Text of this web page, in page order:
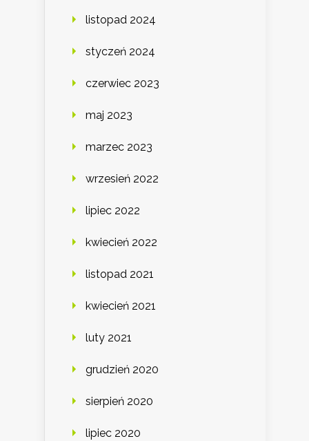
listopad 2024
styczeń 2024
czerwiec 2023
maj 2023
marzec 2023
wrzesień 2022
lipiec 2022
kwiecień 2022
listopad 2021
kwiecień 2021
luty 2021
grudzień 2020
sierpień 2020
lipiec 2020